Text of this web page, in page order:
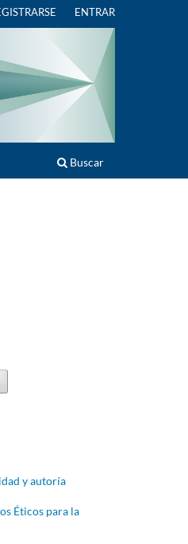
Buscar
ENTRAR
y autoría
Éticos para la